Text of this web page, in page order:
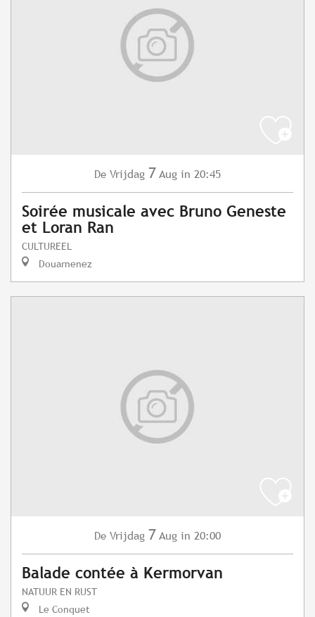
De Vrijdag 7 Aug in 20:45
Soirée musicale avec Bruno Geneste
et Loran Ran
CULTUREEL
Douarnenez
De Vrijdag 7 Aug in 20:00
Balade contée à Kermorvan
NATUUR EN RUST
Le Conquet